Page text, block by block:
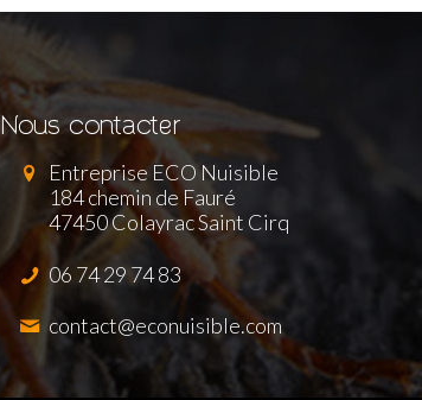
Nous contacter
Entreprise ECO Nuisible
184 chemin de Fauré
47450 Colayrac Saint Cirq
06 74 29 74 83
contact@econuisible.com